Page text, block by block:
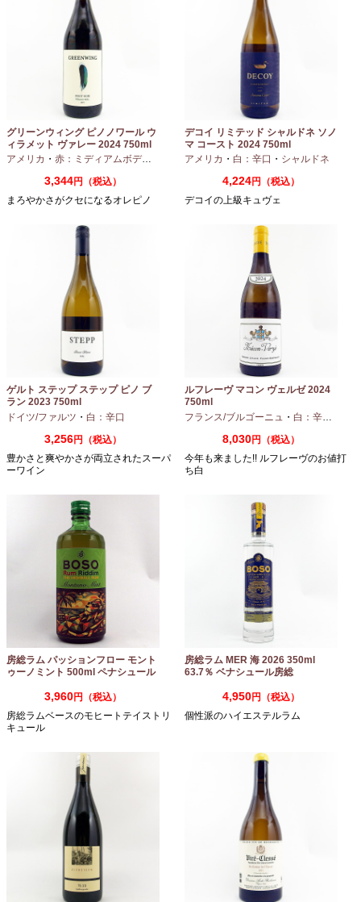
グリーンウィング ピノノワール ウ
ィラメット ヴァレー 2024 750ml
アメリカ ・ 赤：ミディアムボディ ピノノワール
3,344円（税込）
まろやかさがクセになるオレピノ
デコイ リミテッド シャルドネ ソノ
マ コースト 2024 750ml
アメリカ ・ 白：辛口 ・ シャルドネ
4,224円（税込）
デコイの上級キュヴェ
ゲルト ステップ ステップ ピノ ブ
ラン 2023 750ml
ドイツ/ファルツ ・ 白：辛口
3,256円（税込）
豊かさと爽やかさが両立されたスーパ
ーワイン
ルフレーヴ マコン ヴェルゼ 2024
750ml
フランス/ブルゴーニュ ・ 白：辛口
8,030円（税込）
今年も来ました!! ルフレーヴのお値打
ち白
房総ラム パッションフロー モント
ゥーノミント 500ml ペナシュール
3,960円（税込）
房総ラムベースのモヒートテイストリ
キュール
房総ラム MER 海 2026 350ml
63.7％ ベナシュール房総
4,950円（税込）
個性派のハイエステルラム